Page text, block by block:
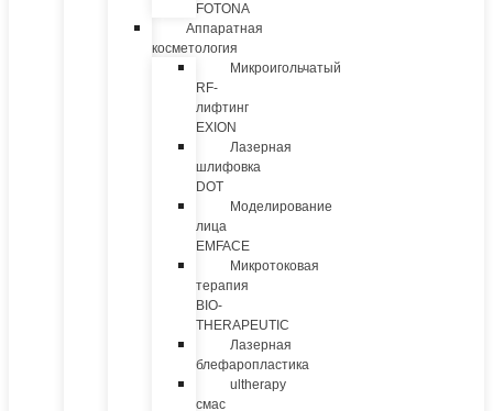
FOTONA
Аппаратная
косметология
Микроигольчатый
RF-
лифтинг
EXION
Лазерная
шлифовка
DOT
Моделирование
лица
EMFACE
Микротоковая
терапия
BIO-
THERAPEUTIC
Лазерная
блефаропластика
ultherapy
смас